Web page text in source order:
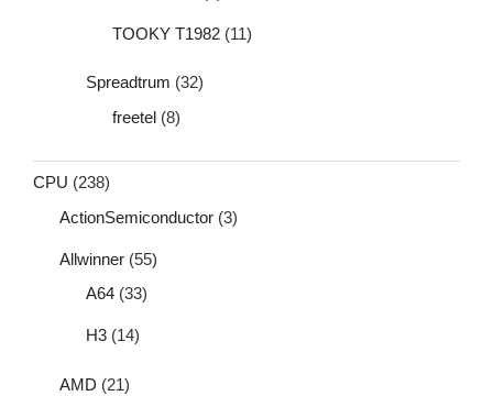
TOOKY T1982 (11)
Spreadtrum (32)
freetel (8)
CPU (238)
ActionSemiconductor (3)
Allwinner (55)
A64 (33)
H3 (14)
AMD (21)